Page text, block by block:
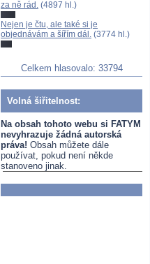
za ně rád. (4897 hl.)
Nejen je čtu, ale také si je
objednávám a šířím dál. (3774 hl.)
Celkem hlasovalo: 33794
Volná šiřitelnost:
Na obsah tohoto webu si FATYM
nevyhrazuje žádná autorská
práva! Obsah můžete dále
používat, pokud není někde
stanoveno jinak.